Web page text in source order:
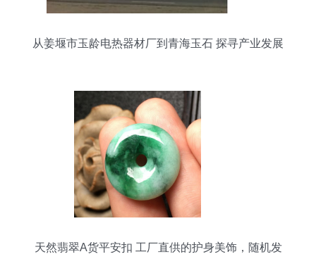
从姜堰市玉龄电热器材厂到青海玉石 探寻产业发展
天然翡翠A货平安扣 工厂直供的护身美饰，随机发